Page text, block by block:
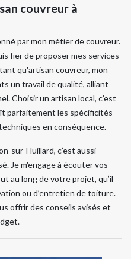
couvreur à
par mon métier de couvreur.
fier de proposer mes services
qu'artisan couvreur, mon
un travail de qualité, alliant
Choisir un artisan local, c’est
parfaitement les spécificités
en conséquence.
sur-Huillard, c’est aussi
Je m'engage à écouter vos
au long de votre projet, qu’il
ou d’entretien de toiture.
offrir des conseils avisés et